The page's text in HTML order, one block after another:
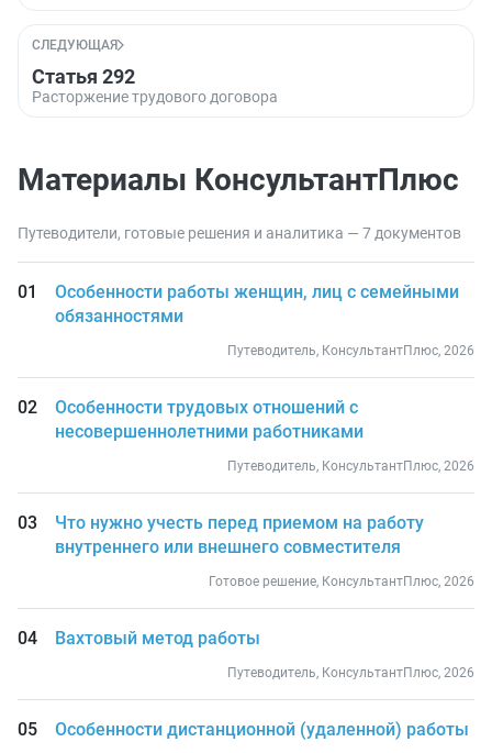
СЛЕДУЮЩАЯ
Статья 292
Расторжение трудового договора
Материалы КонсультантПлюс
Путеводители, готовые решения и аналитика — 7 документов
Особенности работы женщин, лиц с семейными
обязанностями
Путеводитель, КонсультантПлюс, 2026
Особенности трудовых отношений с
несовершеннолетними работниками
Путеводитель, КонсультантПлюс, 2026
Что нужно учесть перед приемом на работу
внутреннего или внешнего совместителя
Готовое решение, КонсультантПлюс, 2026
Вахтовый метод работы
Путеводитель, КонсультантПлюс, 2026
Особенности дистанционной (удаленной) работы